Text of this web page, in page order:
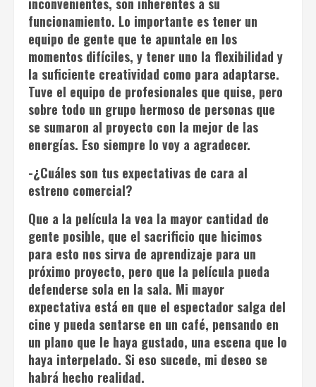
funcionamiento. Lo importante es tener un
equipo de gente que te apuntale en los
momentos difíciles, y tener uno la flexibilidad y
la suficiente creatividad como para adaptarse.
Tuve el equipo de profesionales que quise, pero
sobre todo un grupo hermoso de personas que
se sumaron al proyecto con la mejor de las
energías. Eso siempre lo voy a agradecer.
-¿Cuáles son tus expectativas de cara al
estreno comercial?
Que a la película la vea la mayor cantidad de
gente posible, que el sacrificio que hicimos
para esto nos sirva de aprendizaje para un
próximo proyecto, pero que la película pueda
defenderse sola en la sala. Mi mayor
expectativa está en que el espectador salga del
cine y pueda sentarse en un café, pensando en
un plano que le haya gustado, una escena que lo
haya interpelado. Si eso sucede, mi deseo se
habrá hecho realidad.